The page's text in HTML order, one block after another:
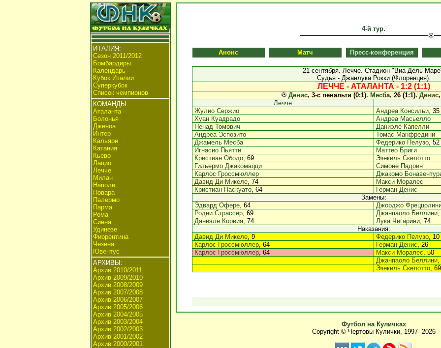
ИТАЛИЯ:
Сезон 2011/2012
Бомбардиры
Календарь
Кубок Италии
Суперкубок
Список чемпионов
КОМАНДЫ:
Аталанта
Болонья
Дженоа
Интер
Кальяри
Катания
Кьево
Лацио
Лечче
Милан
Наполи
Новара
Палермо
Парма
Рома
Сиена
Удинезе
Фиорентина
Чезена
Ювентус
АРХИВЫ:
Архив 2010/2011
Архив 2009/2010
Архив 2008/2009
Архив 2007/2008
Архив 2006/2007
Архив 2005/2006
Архив 2004/2005
Архив 2003/2004
Архив 2002/2003
Архив 2001/2002
Архив 2000/2001
4-й тур.
Анонс Матч Пресс-конференция
21 сентября. Лечче. Стадион "Виа Дель
Судья - Джанлука Рокки (Флоренция).
ЛЕЧЧЕ - АТАЛАНТА - 1:2 (1:1)
Денис, 3-с пенальти (0:1). Месба, 26 (1:1). Денис
Лечче
Жулио Сержио
Андреа Консильи, 35
Хуан Куадрадо
Андреа Масьелло
Ненад Томович
Даниэле Капелли
Андреа Эспозито
Томас Манфредини
Джамель Месба
Федерико Пелузо, 52
Игнасио Пьятти
Маттео Бриги
Кристиан Ободо, 69
Эзекиль Скелотто
Гильермо Джакомацци
Симоне Падоин
Карлос Гроссмюллер
Джакомо
Давид Ди Микеле, 74
Макси Моралес
Кристиан Паскуато, 64
Герман Денис
Замены:
Эдвард Офере, 64
Джорджо
Родни Страссер, 69 Джанпаоло Беллини,
Даниэле Корвия, 74 Лука Чигарини, 74
Наказания:
Давид Ди Микеле, 9 Федерико Пелузо, 10
Карлос Гроссмюллер, 64 Герман Денис, 26
Карлос Гроссмюллер, 64 Макси Моралес, 50
Джанпаоло Беллини,
Эзекиль Скелотто, 69
Футбол на Куличках
Copyright © Чертовы Кулички, 1997- 2026